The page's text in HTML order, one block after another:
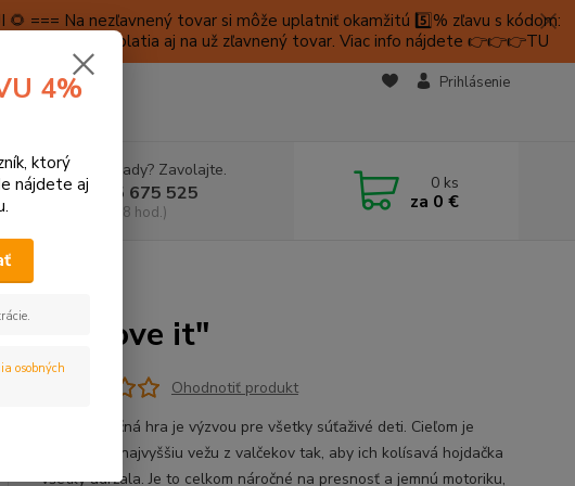
=== Na nezľavnený tovar si môže uplatniť okamžitú 5️⃣% zľavu s kódom:
, ktoré platia aj na už zľavnený tovar. Viac info nájdete 👉👉👉TU
KONTAKTY
Prihlásenie
Neviete si rady? Zavolajte.
+421 905 675 525
(Po-Pia, 9-18 hod.)
0 ks
za 0 €
"Move it"
hra "Move it"
Ohodnotiť produkt
Táto balančná hra je výzvou pre všetky súťaživé deti. Cieľom je
postaviť čo najvyššiu vežu z valčekov tak, aby ich kolísavá hojdačka
všetky udržala. Je to celkom náročné na presnosť a jemnú motoriku,
4%
ktorý
nájdete aj
osobných